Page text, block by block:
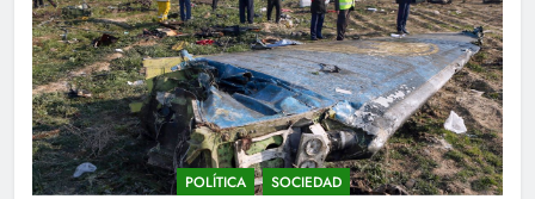
POLÍTICA SOCIEDAD